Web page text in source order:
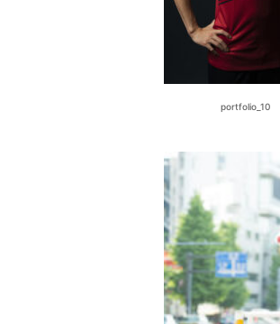
portfolio_10